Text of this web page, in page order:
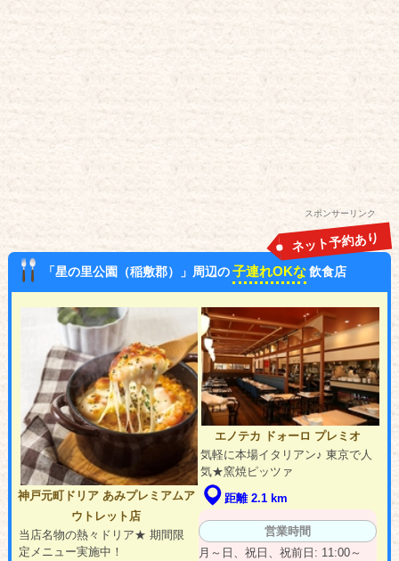
スポンサーリンク
「星の里公園（稲敷郡）」周辺の子連れOKな 飲食店
ネット予約あり
神戸元町ドリア あみプレミアムア
ウトレット店
当店名物の熱々ドリア★ 期間限
定メニュー実施中！
エノテカ ドォーロ プレミオ
気軽に本場イタリアン♪ 東京で人
気★窯焼ピッツァ
距離 2.1 km
営業時間
月～日、祝日、祝前日: 11:00～